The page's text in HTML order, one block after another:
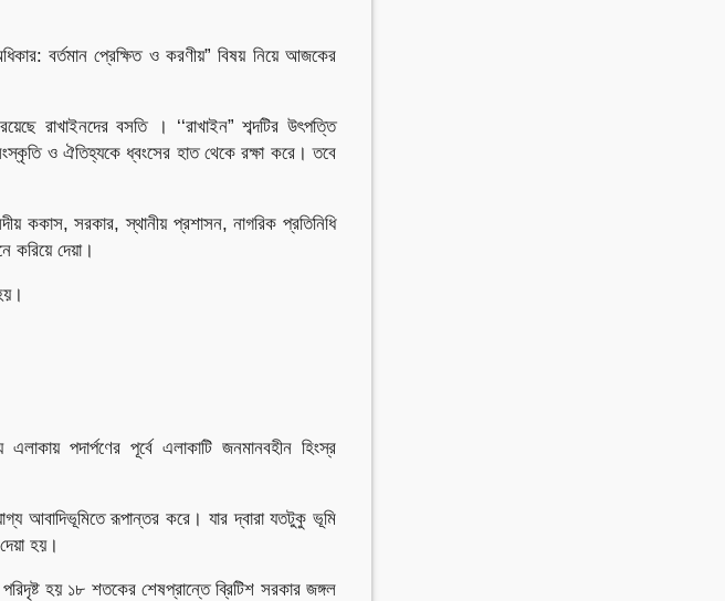
বর্তমান প্রেক্ষিত ও করণীয়” বিষয় নিয়ে আজকের
রাখাইনদের বসতি । ‘‘রাখাইন” শব্দটির উৎপত্তি
ও ঐতিহ্যকে ধ্বংসের হাত থেকে রক্ষা করে। তবে
ককাস, সরকার, স্থানীয় প্রশাসন, নাগরিক প্রতিনিধি
করিয়ে দেয়া।
এলাকায় পদার্পণের পূর্বে এলাকাটি জনমানবহীন হিংস্র
আবাদিভূমিতে রূপান্তর করে। যার দ্বারা যতটুকু ভূমি
হয়।
হয় ১৮ শতকের শেষপ্রান্তে ব্রিটিশ সরকার জঙ্গল